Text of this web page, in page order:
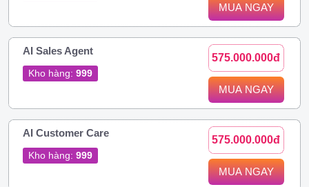
MUA NGAY
AI Sales Agent
Kho hàng: 999
575.000.000đ
MUA NGAY
AI Customer Care
Kho hàng: 999
575.000.000đ
MUA NGAY